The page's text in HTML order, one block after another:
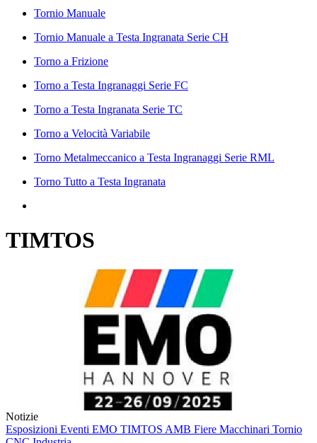
Tornio Manuale
Tornio Manuale a Testa Ingranata Serie CH
Torno a Frizione
Torno a Testa Ingranaggi Serie FC
Torno a Testa Ingranata Serie TC
Torno a Velocità Variabile
Torno Metalmeccanico a Testa Ingranaggi Serie RML
Torno Tutto a Testa Ingranata
TIMTOS
Notizie
Esposizioni Eventi EMO TIMTOS AMB Fiere Macchinari Tornio